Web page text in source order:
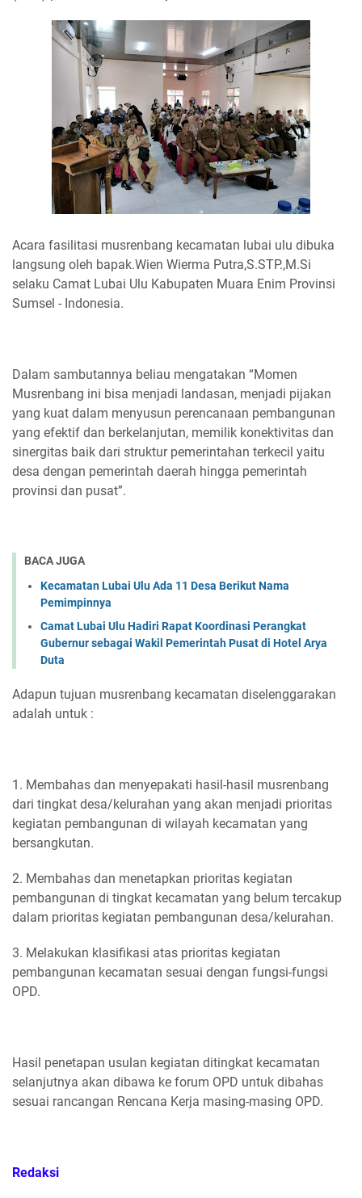
Acara fasilitasi musrenbang kecamatan lubai ulu dibuka
langsung oleh bapak.Wien Wierma Putra,S.STP.,M.Si
selaku Camat Lubai Ulu Kabupaten Muara Enim Provinsi
Sumsel - Indonesia.
Dalam sambutannya beliau mengatakan “Momen
Musrenbang ini bisa menjadi landasan, menjadi pijakan
yang kuat dalam menyusun perencanaan pembangunan
yang efektif dan berkelanjutan, memilik konektivitas dan
sinergitas baik dari struktur pemerintahan terkecil yaitu
desa dengan pemerintah daerah hingga pemerintah
provinsi dan pusat”.
BACA JUGA
Kecamatan Lubai Ulu Ada 11 Desa Berikut Nama
Pemimpinnya
Camat Lubai Ulu Hadiri Rapat Koordinasi Perangkat
Gubernur sebagai Wakil Pemerintah Pusat di Hotel Arya
Duta
Adapun tujuan musrenbang kecamatan diselenggarakan
adalah untuk :
1. Membahas dan menyepakati hasil-hasil musrenbang
dari tingkat desa/kelurahan yang akan menjadi prioritas
kegiatan pembangunan di wilayah kecamatan yang
bersangkutan.
2. Membahas dan menetapkan prioritas kegiatan
pembangunan di tingkat kecamatan yang belum tercakup
dalam prioritas kegiatan pembangunan desa/kelurahan.
3. Melakukan klasifikasi atas prioritas kegiatan
pembangunan kecamatan sesuai dengan fungsi-fungsi
OPD.
Hasil penetapan usulan kegiatan ditingkat kecamatan
selanjutnya akan dibawa ke forum OPD untuk dibahas
sesuai rancangan Rencana Kerja masing-masing OPD.
Redaksi